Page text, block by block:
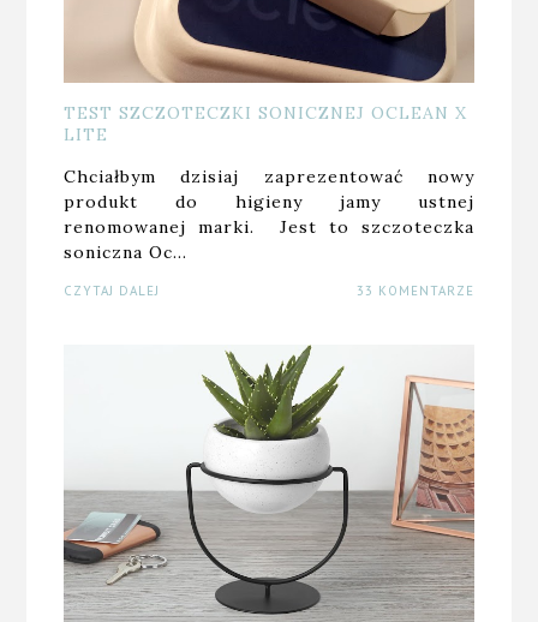
TEST SZCZOTECZKI SONICZNEJ OCLEAN X
LITE
Chciałbym dzisiaj zaprezentować nowy
produkt do higieny jamy ustnej
renomowanej marki. Jest to szczoteczka
soniczna Oc…
CZYTAJ DALEJ 33 KOMENTARZE